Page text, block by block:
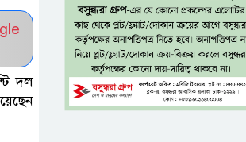
দল
আদর্শ পাঠাগারের
ফ্রি ব্লাড গ্রুপিং
ক্যাম্পেইন
বাংলাদেশে চালু